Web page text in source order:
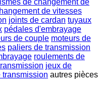
de vitesses
joints de cardan tuyaux
pédales d'embrayage
de couple moteurs de
paliers de transmission
roulements de
jeux de
transmission autres pièces